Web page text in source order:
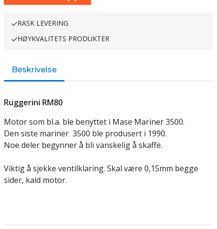
RASK LEVERING
HØYKVALITETS PRODUKTER
Beskrivelse
Ruggerini RM80
Motor som bl.a. ble benyttet i Mase Mariner 3500.
Den siste mariner 3500 ble produsert i 1990.
Noe deler begynner å bli vanskelig å skaffe.
Viktig å sjekke ventilklaring. Skal være 0,15mm begge
sider, kald motor.